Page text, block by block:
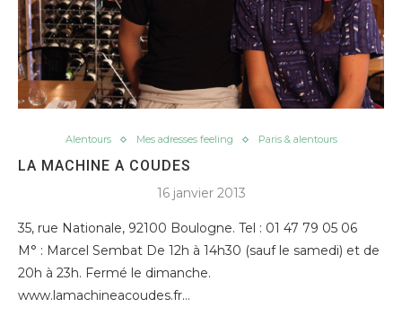
Alentours Mes adresses feeling Paris & alentours
LA MACHINE A COUDES
16 janvier 2013
35, rue Nationale, 92100 Boulogne. Tel : 01 47 79 05 06
M° : Marcel Sembat De 12h à 14h30 (sauf le samedi) et de
20h à 23h. Fermé le dimanche.
www.lamachineacoudes.fr…